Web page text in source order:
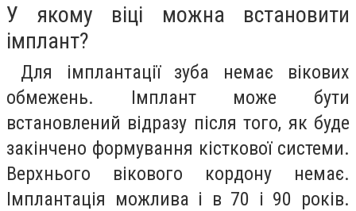
У якому віці можна встановити
імплант?
Для імплантації зуба немає вікових
обмежень. Імплант може бути
встановлений відразу після того, як буде
закінчено формування кісткової системи.
Верхнього вікового кордону немає.
Імплантація можлива і в 70 і 90 років.